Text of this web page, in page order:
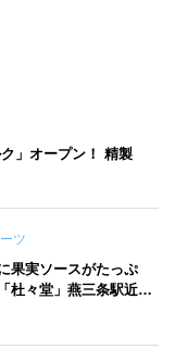
」オープン！ 精製
ツ
果実ソースがたっぷ
杜々堂」燕三条駅近く